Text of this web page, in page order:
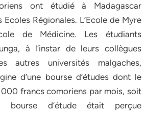
ont étudié à Madagascar
Régionales. L’Ecole de Myre
de Médicine. Les étudiants
à l’instar de leurs collègues
autres universités malgaches,
d’une bourse d’études dont le
francs comoriens par mois, soit
d’étude était perçue